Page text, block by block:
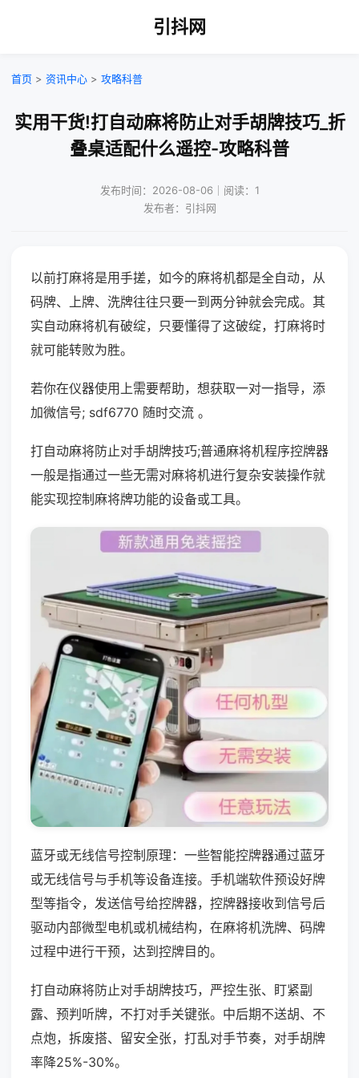
引抖网
首页 > 资讯中心 > 攻略科普
实用干货!打自动麻将防止对手胡牌技巧_折
叠桌适配什么遥控-攻略科普
发布时间：2026-08-06｜阅读：1
发布者：引抖网
以前打麻将是用手搓，如今的麻将机都是全自动，从
码牌、上牌、洗牌往往只要一到两分钟就会完成。其
实自动麻将机有破绽，只要懂得了这破绽，打麻将时
就可能转败为胜。
若你在仪器使用上需要帮助，想获取一对一指导，添
加微信号; sdf6770 随时交流 。
打自动麻将防止对手胡牌技巧;普通麻将机程序控牌器
一般是指通过一些无需对麻将机进行复杂安装操作就
能实现控制麻将牌功能的设备或工具。
蓝牙或无线信号控制原理：一些智能控牌器通过蓝牙
或无线信号与手机等设备连接。手机端软件预设好牌
型等指令，发送信号给控牌器，控牌器接收到信号后
驱动内部微型电机或机械结构，在麻将机洗牌、码牌
过程中进行干预，达到控牌目的。
打自动麻将防止对手胡牌技巧，严控生张、盯紧副
露、预判听牌，不打对手关键张。中后期不送胡、不
点炮，拆废搭、留安全张，打乱对手节奏，对手胡牌
率降25%-30%。